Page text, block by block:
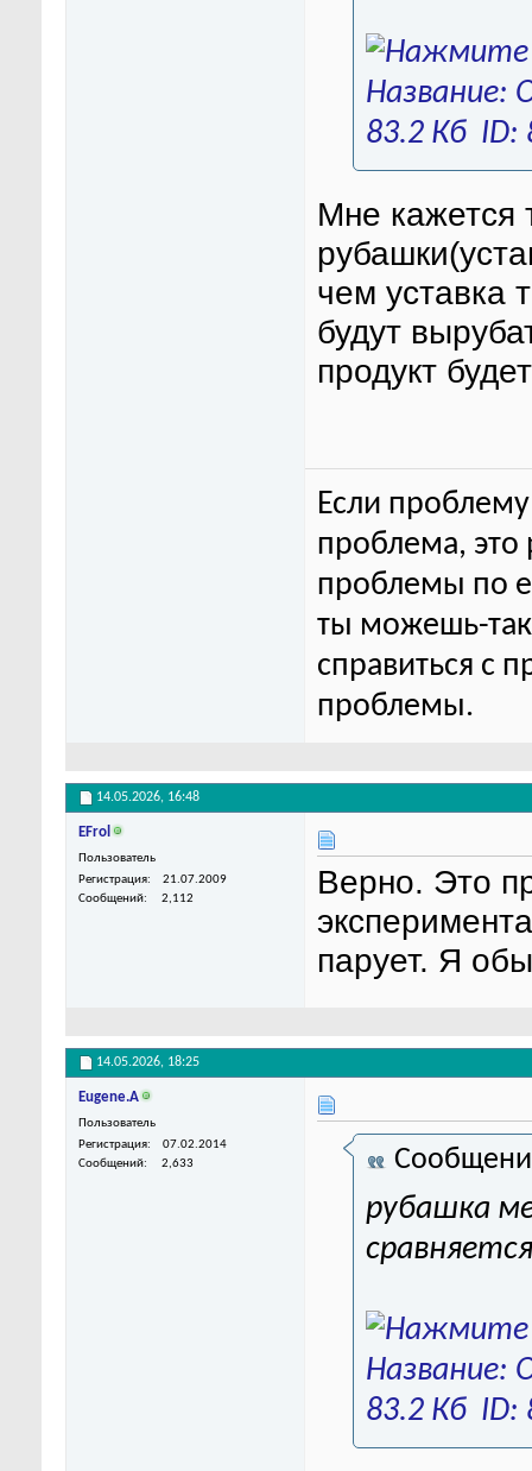
Мне кажется
чем уставка
будут
продукт
Если
проблема, это
проблемы по
ты можешь-
справиться с
проблемы.
14.05.2026, 16:48
EFrol
Пользователь
Регистрация
21.07.2009
Сообщений
2,112
Верно. Это
парует. Я
14.05.2026, 18:25
Eugene.A
Пользователь
Регистрация
07.02.2014
Сообщений
2,633
рубашка